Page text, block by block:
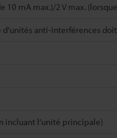
mA max.)/2 V max.
d'unités anti-interférences
incluant l’unité principale)